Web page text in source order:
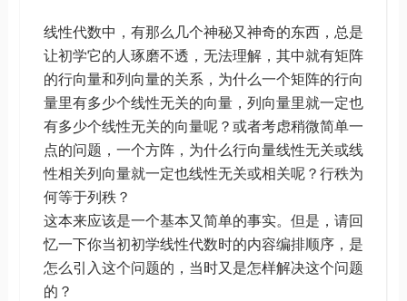
线性代数中，有那么几个神秘又神奇的东西，总是
让初学它的人琢磨不透，无法理解，其中就有矩阵
的行向量和列向量的关系，为什么一个矩阵的行向
量里有多少个线性无关的向量，列向量里就一定也
有多少个线性无关的向量呢？或者考虑稍微简单一
点的问题，一个方阵，为什么行向量线性无关或线
性相关列向量就一定也线性无关或相关呢？行秩为
何等于列秩？
这本来应该是一个基本又简单的事实。但是，请回
忆一下你当初初学线性代数时的内容编排顺序，是
怎么引入这个问题的，当时又是怎样解决这个问题
的？